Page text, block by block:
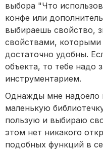
выбора "Что
конфе или
выбираешь свойство,
свойствами, которыми
достаточно удобны.
объекта, то тебе надо
инструментарием.
Однажды мне надоело
маленькую
пользую и выбираю
этом нет никакого
подобных функций в